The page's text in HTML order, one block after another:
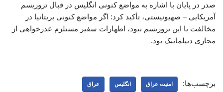
صدر در پایان با اشاره به مواضع کنونی انگلیس در قبال تروریسم
آمریکایی – صهیونیستی، تأکید کرد: اگر مواضع کنونی بریتانیا در
مخالفت با این تروریسم نبود، اظهارات سفیر مستلزم عذرخواهی از
مجاری دیپلماتیک بود.
برچسب‌ها: امنیت عراق انگلیس عراق